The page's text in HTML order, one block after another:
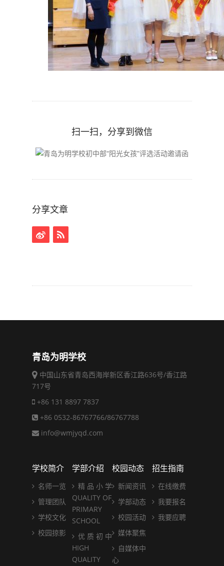
扫一扫，分享到微信
分享文章
青岛为明学校
中国山东省青岛西海岸新区香江路636号/香江路
717号
+86 131 8897 7837
+86 0532-86767766/86767788
info@wmjyqd.com
学校简介
名师一览
管理团队
学校文化
校园掠影
学部介绍
精 品 小 学
QUALITY OF
PRIMARY
SCHOOL
优 质 初 中
HIGH
QUALITY
校园动态
新闻资讯
学部动态
校园活动
媒体聚焦
自媒体中
心
招生指南
在线缴费
我要报名
我要应聘